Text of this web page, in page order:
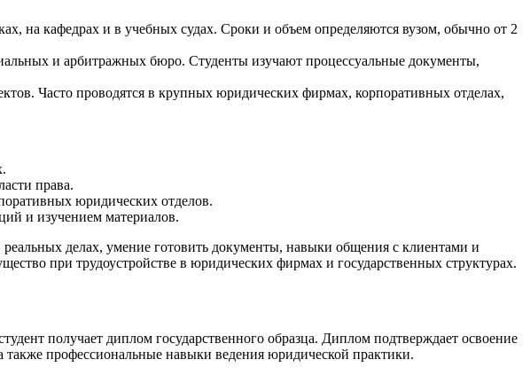
на кафедрах и в учебных судах. Сроки и объем определяются вузом, обычно от 2
и арбитражных бюро. Студенты изучают процессуальные документы,
Часто проводятся в крупных юридических фирмах, корпоративных отделах,
права.
юридических отделов.
и изучением материалов.
делах, умение готовить документы, навыки общения с клиентами и
при трудоустройстве в юридических фирмах и государственных структурах.
получает диплом государственного образца. Диплом подтверждает освоение
профессиональные навыки ведения юридической практики.